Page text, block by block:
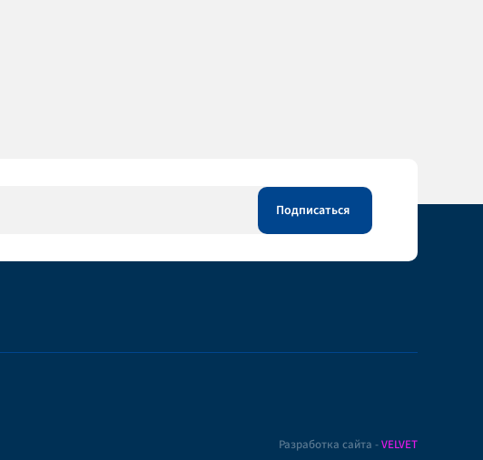
Разработка сайта -VELVET